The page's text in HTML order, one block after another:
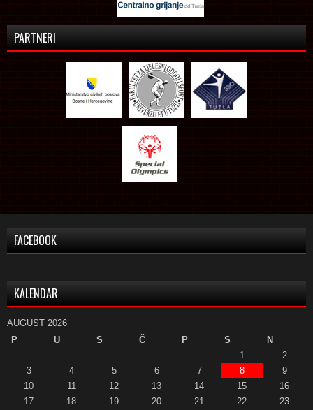
PARTNERI
FACEBOOK
KALENDAR
AUGUST 2026
P
U S Č P S
N
1
2
3
4 5 6 7 8
9
10
11 12 13 14 15
16
17
18 19 20 21 22
23